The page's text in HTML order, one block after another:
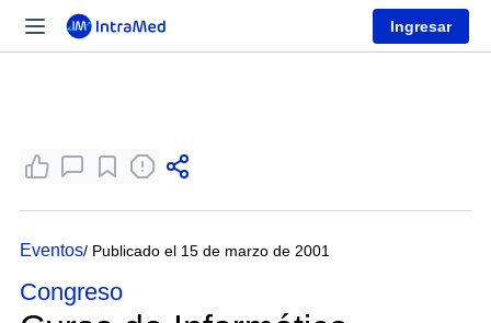
Ingresar
Eventos/ Publicado el 15 de marzo de 2001
Congreso